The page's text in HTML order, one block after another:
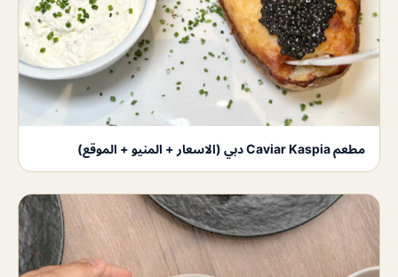
مطعم Caviar Kaspia دبي (الاسعار + المنيو + الموقع)